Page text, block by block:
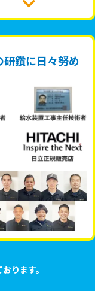
研鑽に日々努め
ります。